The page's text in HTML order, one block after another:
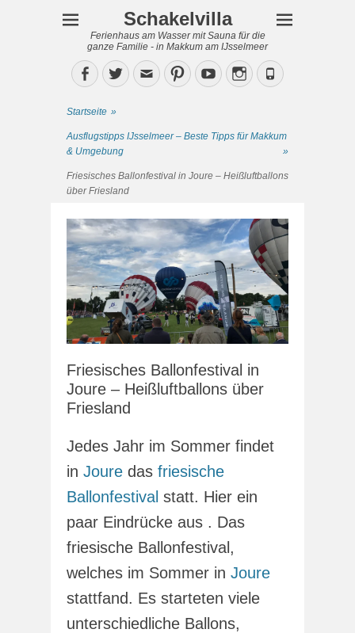
Schakelvilla
Ferienhaus am Wasser mit Sauna für die
ganze Familie - in Makkum am IJsselmeer
Facebook
TwitterEmailPinterestYouTubeInstagram
Phone
Startseite »
Ausflugstipps IJsselmeer – Beste Tipps für Makkum
& Umgebung
»
Friesisches Ballonfestival in Joure – Heißluftballons
über Friesland
Friesisches Ballonfestival in
Joure – Heißluftballons über
Friesland
Jedes Jahr im Sommer findet
in Joure das friesische
Ballonfestival statt. Hier ein
paar Eindrücke aus . Das
friesische Ballonfestival,
welches im Sommer in Joure
stattfand. Es starteten viele
unterschiedliche Ballons,